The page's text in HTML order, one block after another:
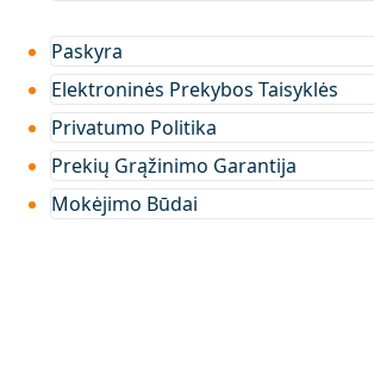
Paskyra
Elektroninės Prekybos Taisyklės
Privatumo Politika
Prekių Grąžinimo Garantija
Mokėjimo Būdai